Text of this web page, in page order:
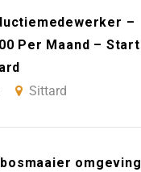
–
Per Maand – Start
Sittard
omgeving